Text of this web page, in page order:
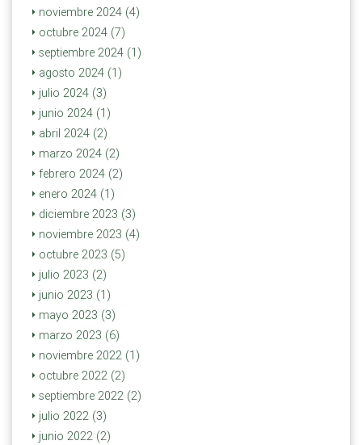
noviembre 2024 (4)
octubre 2024 (7)
septiembre 2024 (1)
agosto 2024 (1)
julio 2024 (3)
junio 2024 (1)
abril 2024 (2)
marzo 2024 (2)
febrero 2024 (2)
enero 2024 (1)
diciembre 2023 (3)
noviembre 2023 (4)
octubre 2023 (5)
julio 2023 (2)
junio 2023 (1)
mayo 2023 (3)
marzo 2023 (6)
noviembre 2022 (1)
octubre 2022 (2)
septiembre 2022 (2)
julio 2022 (3)
junio 2022 (2)